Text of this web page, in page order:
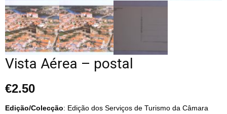
Vista Aérea – postal
€2.50
Edição/Colecção: Edição dos Serviços de Turismo da Câmara